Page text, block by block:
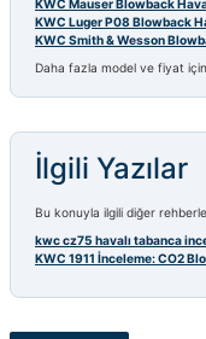
KWC Mauser Blowback
KWC Luger P08 Blowback
KWC Smith & Wesson
Daha fazla model ve fiyat için
İlgili Yazılar
Bu konuyla ilgili diğer
kwc cz75 havalı tabanca
KWC 1911 İnceleme: CO2